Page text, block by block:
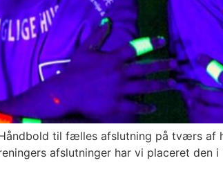
til fælles afslutning på tværs af
afslutninger har vi placeret